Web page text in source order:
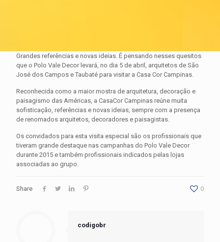
Grandes referências e novas ideias. É pensando nesses quesitos
que o Polo Vale Decor levará, no dia 5 de abril, arquitetos de São
José dos Campos e Taubaté para visitar a Casa Cor Campinas.
Reconhecida como a maior mostra de arquitetura, decoração e
paisagismo das Américas, a CasaCor Campinas reúne muita
sofisticação, referências e novas ideias, sempre com a presença
de renomados arquitetos, decoradores e paisagistas.
Os convidados para esta visita especial são os profissionais que
tiveram grande destaque nas campanhas do Polo Vale Decor
durante 2015 e também profissionais indicados pelas lojas
associadas ao grupo.
Share 0
codigobr